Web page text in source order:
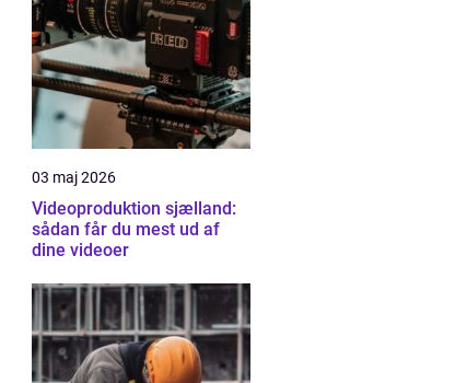
03 maj 2026
Videoproduktion sjælland:
sådan får du mest ud af
dine videoer